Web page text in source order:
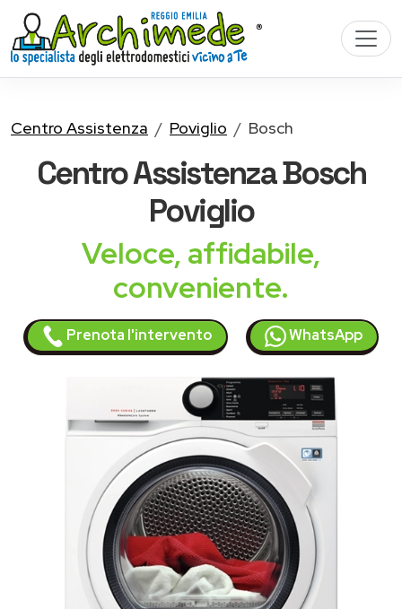
Centro Assistenza Poviglio Bosch
Centro AssistenzaBosch
Poviglio
Veloce, affidabile,
conveniente.
Prenota l'intervento WhatsApp